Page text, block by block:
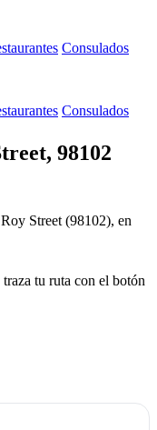
Consulados
Consulados
98102
Street (98102), en
tu ruta con el botón